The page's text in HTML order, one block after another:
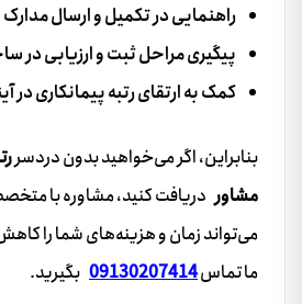
راهنمایی در تکمیل و ارسال مدارک
پیگیری مراحل ثبت و ارزیابی در
کمک بهارتقای رتبه پیمانکاریدر
بنابراین، اگر می‌خواهید بدون دردسر
مشاوردریافت کنید، مشاوره با
می‌تواند زمان و هزینه‌های شما را
ما تماس09130207414 بگیرید.